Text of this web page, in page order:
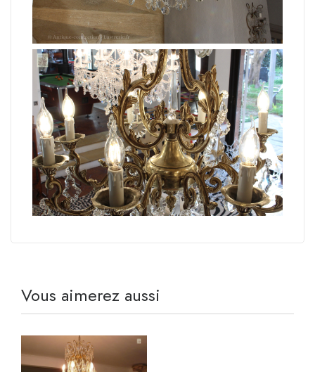
Vous aimerez aussi